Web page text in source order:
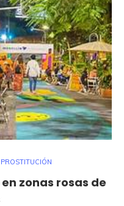
zonas rosas de